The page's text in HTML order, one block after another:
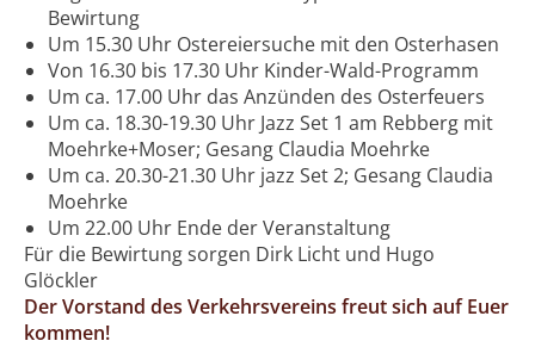
Bewirtung
Um 15.30 Uhr Ostereiersuche mit den Osterhasen
Von 16.30 bis 17.30 Uhr Kinder-Wald-Programm
Um ca. 17.00 Uhr das Anzünden des Osterfeuers
Um ca. 18.30-19.30 Uhr Jazz Set 1 am Rebberg mit
Moehrke+Moser; Gesang Claudia Moehrke
Um ca. 20.30-21.30 Uhr jazz Set 2; Gesang Claudia
Moehrke
Um 22.00 Uhr Ende der Veranstaltung
Für die Bewirtung sorgen Dirk Licht und Hugo
Glöckler
Der Vorstand des Verkehrsvereins freut sich auf Euer
kommen!